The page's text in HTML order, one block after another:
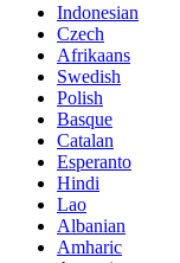
Indonesian
Czech
Afrikaans
Swedish
Polish
Basque
Catalan
Esperanto
Hindi
Lao
Albanian
Amharic